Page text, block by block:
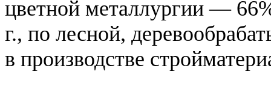
цветной металлургии —
г., по лесной,
в производстве